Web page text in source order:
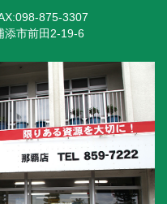
875-3307
添市前田2-19-6